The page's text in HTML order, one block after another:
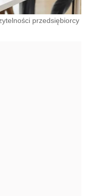
przedsiębiorcy